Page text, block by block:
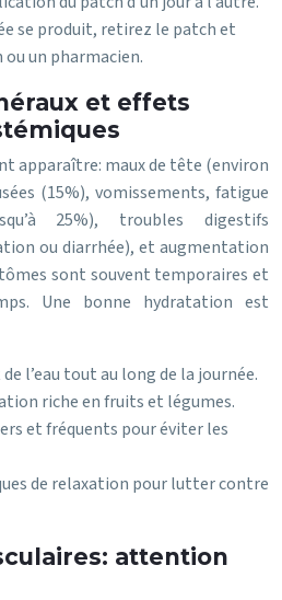
se produit, retirez le patch et
un pharmacien.
et effets
apparaître: maux de tête (environ
(15%), vomissements, fatigue
25%), troubles digestifs
ou diarrhée), et augmentation
sont souvent temporaires et
Une bonne hydratation est
l’eau tout au long de la journée.
riche en fruits et légumes.
et fréquents pour éviter les
de relaxation pour lutter contre
attention